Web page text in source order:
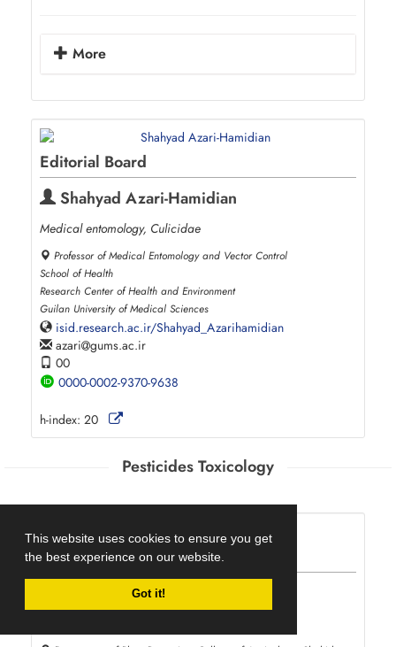
This website uses cookies to ensure you get
the best experience on our website.
Got it!
More
Editorial Board
Shahyad Azari-Hamidian
Medical entomology, Culicidae
Professor of Medical Entomology and Vector Control
School of Health
Research Center of Health and Environment
Guilan University of Medical Sciences
isid.research.ac.ir/Shahyad_Azarihamidian
azari gums.ac.ir
00
0000-0002-9370-9638
h-index: 20
Pesticides Toxicology
Section Editor
Masumeh Ziaee